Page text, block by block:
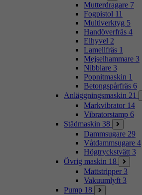
Mutterdragare 7
Fogpistol 11
Multiverktyg 5
Handöverfräs 4
Elhyvel 2
Lamellfräs 1
Mejselhammare 3
Nibblare 3
Popnitmaskin 1
Betongspårfräs 6
Anläggningsmaskin 21
Markvibrator 14
Vibratorstamp 6
Städmaskin 38
Dammsugare 29
Våtdammsugare 4
Högtryckstvätt 3
Övrig maskin 18
Mattstripper 3
Vakuumlyft 3
Pump 18